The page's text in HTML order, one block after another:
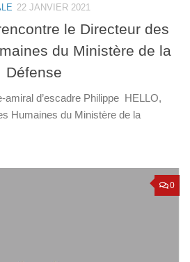
22 JANVIER 2021
le Directeur des
du Ministère de la
Défense
amiral d’escadre Philippe HELLO,
Humaines du Ministère de la
0